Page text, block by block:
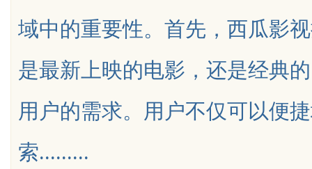
域中的重要性。首先，西瓜影
是最新上映的电影，还是经典
用户的需求。用户不仅可以便
索.........